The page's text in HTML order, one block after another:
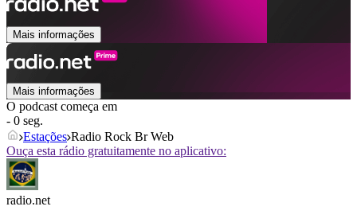
Mais informações
Mais informações
O podcast começa em
- 0 seg.
Estações Radio Rock Br Web
Ouça esta rádio gratuitamente no aplicativo:
radio.net